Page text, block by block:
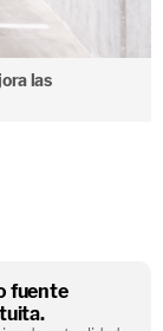
las
fuente